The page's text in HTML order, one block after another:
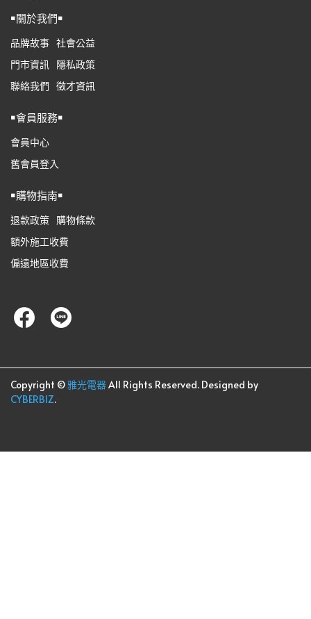
￭關於我們￭
品牌故事 社會公益
門市資訊
隱私政策
聯絡我們 徵才資訊
￭會員服務￭
會員中心
舊會員登入
￭購物指南￭
退款政策 購物條款
額外施工收費
偏遠地區收費
Copyright ©雅光電器All Rights Reserved. Designed by
CYBERBIZ.